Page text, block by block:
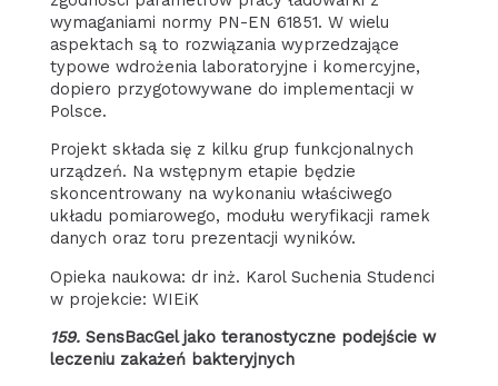
wymaganiami normy PN-EN 61851. W wielu
aspektach są to rozwiązania wyprzedzające
typowe wdrożenia laboratoryjne i komercyjne,
dopiero przygotowywane do implementacji w
Polsce.
Projekt składa się z kilku grup funkcjonalnych
urządzeń. Na wstępnym etapie będzie
skoncentrowany na wykonaniu właściwego
układu pomiarowego, modułu weryfikacji ramek
danych oraz toru prezentacji wyników.
Opieka naukowa: dr inż. Karol Suchenia Studenci
w projekcie: WIEiK
159. SensBacGel jako teranostyczne podejście w
leczeniu zakażeń bakteryjnych